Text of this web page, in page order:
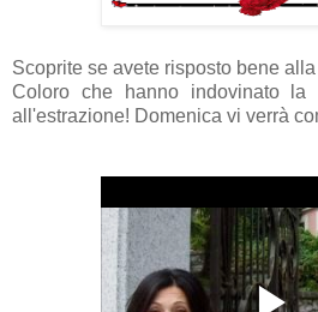
Scoprite se avete risposto bene
Coloro che hanno indovinato la
all'estrazione! Domenica vi verrà